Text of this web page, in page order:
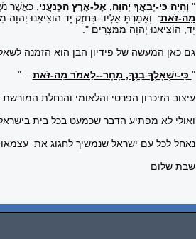
" וְהָיָה כִּי-יְבִאֲךָ יְהוָה, אֶל-אֶרֶץ הַכְּנַעֲנִי , כַּאֲשֶׁר
מַה-זֹּאת: וְאָמַרְתָּ אֵלָיו--בְּחֹזֶק יָד הוֹצִיאָנוּ
יָד, הוֹצִיאָנוּ יְהוָה מִמִּצְרָיִם ."
גם כאן המעשה של פידיון הבן הוא הזמנה
" כִּי-יִשְׁאָלְךָ בִנְךָ, מָחָר--לֵאמֹר מַה-זֹּאת ... "
עיצוב הזיכרון הפרטי והלאומי והנחלת
ואולי לא מפתיע הדבר שכמעט בכל בית
נאחל לכל עם ישראל שנמשיך לחגוג את
שבת שלום